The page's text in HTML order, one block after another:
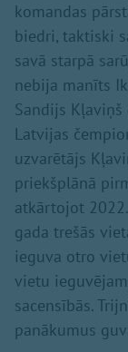
komandas
biedri, taktiski
savā starpā
nebija manīts
Sandijs Kļaviņš
Latvijas
uzvarētājs
priekšplānā
atkārtojot
gada trešās
ieguva otro
vietu
sacensībās.
panākumus